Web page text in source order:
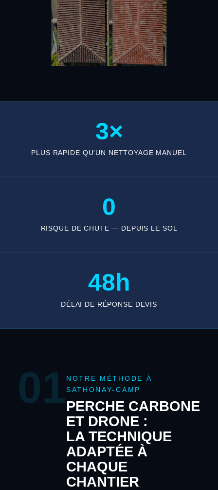
3×
PLUS RAPIDE QU'UN NETTOYAGE MANUEL
0
RISQUE DE CHUTE — DEPUIS LE SOL
48h
DÉLAI DE RÉPONSE DEVIS
01 NOTRE MÉTHODE À
SATHONAY-CAMP
PERCHE CARBONE
ET DRONE :
LA TECHNIQUE
ADAPTÉE À
CHAQUE
CHANTIER